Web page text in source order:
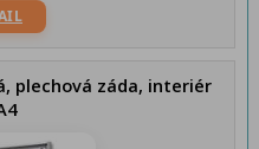
plechová záda, interiér